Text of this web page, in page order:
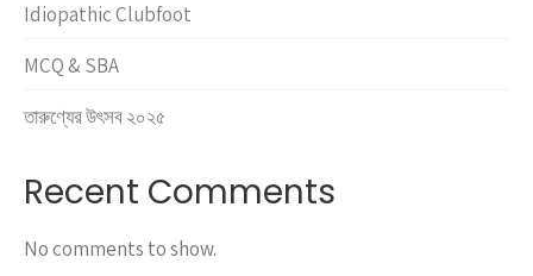
Idiopathic Clubfoot
MCQ & SBA
তারুণ্যের উৎসব ২০২৫
Recent Comments
No comments to show.